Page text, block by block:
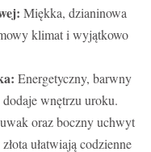
Miękka, dzianinowa
klimat i wyjątkowo
Energetyczny, barwny
wnętrzu uroku.
oraz boczny uchwyt
ułatwiają codzienne